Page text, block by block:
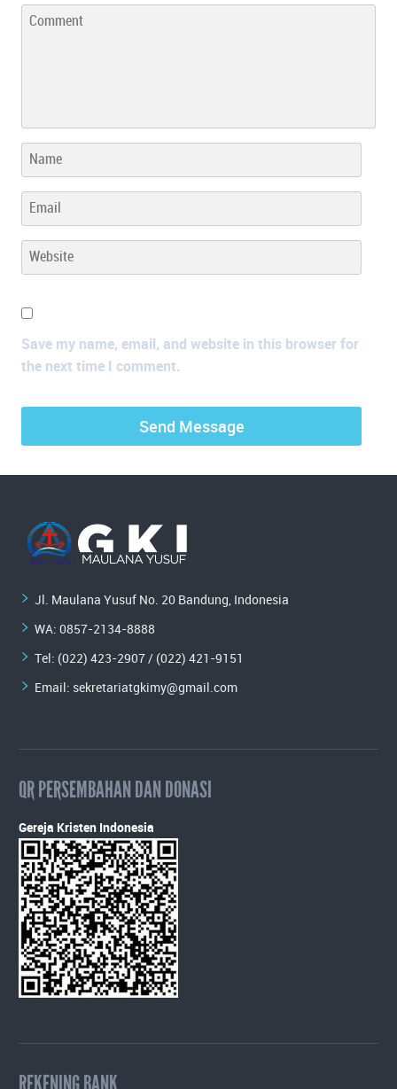
Save my name, email, and website in this browser for
the next time I comment.
Jl. Maulana Yusuf No. 20 Bandung, Indonesia
WA: 0857-2134-8888
Tel: (022) 423-2907 / (022) 421-9151
Email: sekretariatgkimy@gmail.com
QR PERSEMBAHAN DAN DONASI
Gereja Kristen Indonesia